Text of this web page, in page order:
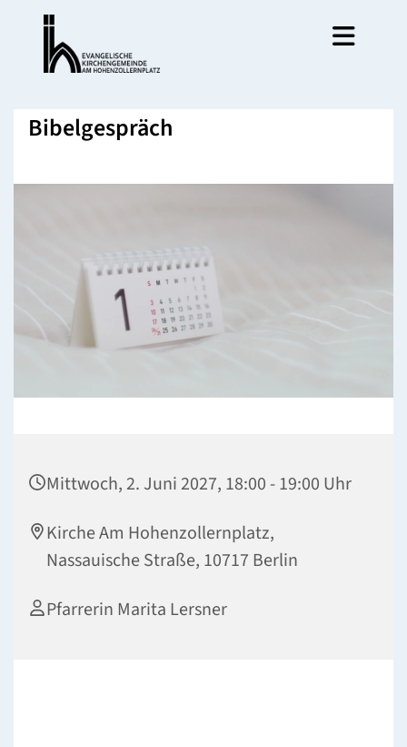
Bibelgespräch
Mittwoch, 2. Juni 2027, 18:00 - 19:00 Uhr
Kirche Am Hohenzollernplatz,
Nassauische Straße, 10717 Berlin
Pfarrerin Marita Lersner